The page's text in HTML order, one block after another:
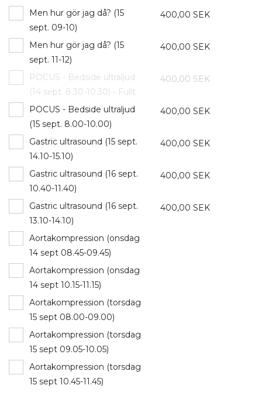
Men hur gör jag då? (15
sept. 09-10)
400,00 SEK
Men hur gör jag då? (15
sept. 11-12)
400,00 SEK
POCUS - Bedside ultraljud
(14 sept. 8.30-10.30) - Fullt
400,00 SEK
POCUS - Bedside ultraljud
(15 sept. 8.00-10.00)
400,00 SEK
Gastric ultrasound (15 sept.
14.10-15.10)
400,00 SEK
Gastric ultrasound (16 sept.
10.40-11.40)
400,00 SEK
Gastric ultrasound (16 sept.
13.10-14.10)
400,00 SEK
Aortakompression (onsdag
14 sept 08.45-09.45)
Aortakompression (onsdag
14 sept 10.15-11.15)
Aortakompression (torsdag
15 sept 08.00-09.00)
Aortakompression (torsdag
15 sept 09.05-10.05)
Aortakompression (torsdag
15 sept 10.45-11.45)